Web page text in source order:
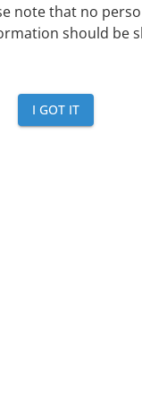
note that no
should be
I GOT IT